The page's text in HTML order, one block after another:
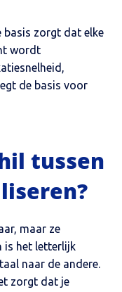
basis zorgt dat elke
wordt
de basis voor
tussen
maar ze
is het letterlijk
naar de andere.
zorgt dat je